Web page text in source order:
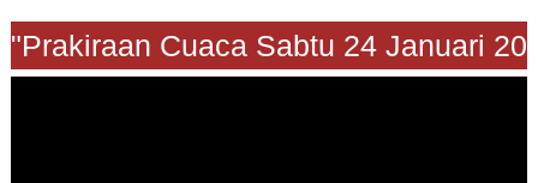
Cuaca Sabtu 24 Januari